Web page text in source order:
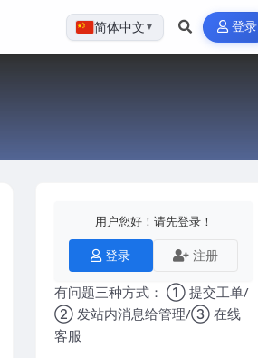
简体中文 ▼ 登录
用户您好！请先登录！
登录 注册
有问题三种方式： ① 提交工单/
② 发站内消息给管理/③ 在线
客服